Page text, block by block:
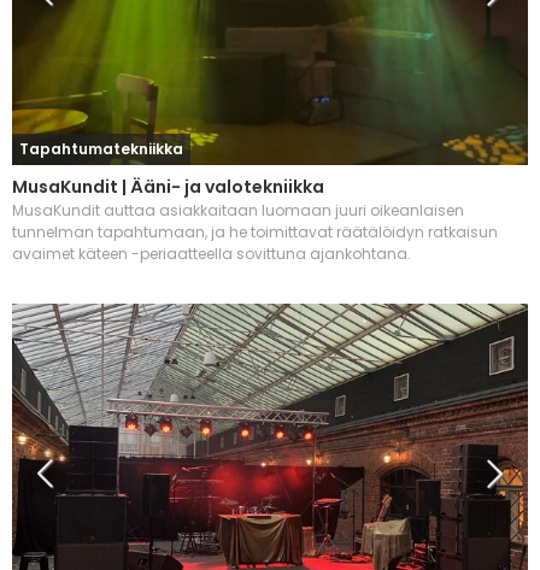
Tapahtumatekniikka
MusaKundit | Ääni- ja valotekniikka
MusaKundit auttaa asiakkaitaan luomaan juuri oikeanlaisen
tunnelman tapahtumaan, ja he toimittavat räätälöidyn ratkaisun
avaimet käteen -periaatteella sovittuna ajankohtana.